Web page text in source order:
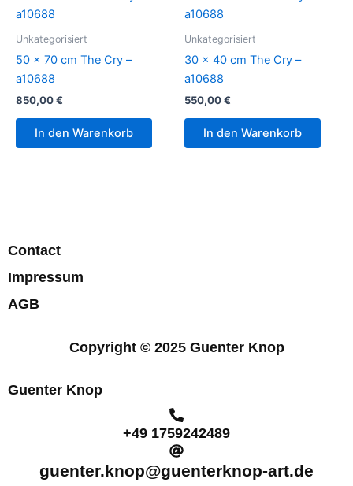
Unkategorisiert
50 x 70 cm The Cry –
a10688
850,00€
In den Warenkorb
Unkategorisiert
30 x 40 cm The Cry –
a10688
550,00€
In den Warenkorb
Contact
Impressum
AGB
Copyright © 2025 Guenter Knop
Guenter Knop
+49 1759242489
guenter.knop@guenterknop-art.de